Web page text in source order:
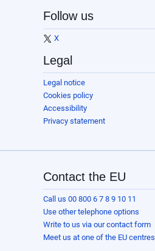
Follow us
X
Legal
Legal notice
Cookies policy
Accessibility
Privacy statement
Contact the EU
Call us 00 800 6 7 8 9 10 11
Use other telephone options
Write to us via our contact form
Meet us at one of the EU centres